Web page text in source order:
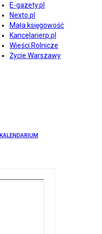
E-gazety.pl
Nexto.pl
Mała księgowość
Kancelarierp.pl
Wieści Rolnicze
Życie Warszawy
KALENDARIUM